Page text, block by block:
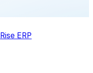
Rise ERP